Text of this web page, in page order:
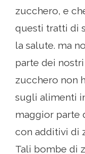
zucchero, e
questi tratti di
la salute. ma
parte dei
zucchero non
sugli alimenti
maggior parte
con additivi di
Tali bombe di